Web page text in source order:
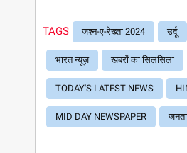
TAGS जश्न-ए-रेख्ता 2024 उर्दू
भारत न्यूज़ खबरों का सिलसिला
TODAY'S LATEST NEWS
MID DAY NEWSPAPER जनता